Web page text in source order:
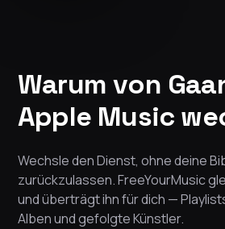
Warum von
Apple Music
Wechsle den Dienst, ohne deine
zurückzulassen. FreeYourMusic
und überträgt ihn für dich —
Alben und gefolgte Künstler.